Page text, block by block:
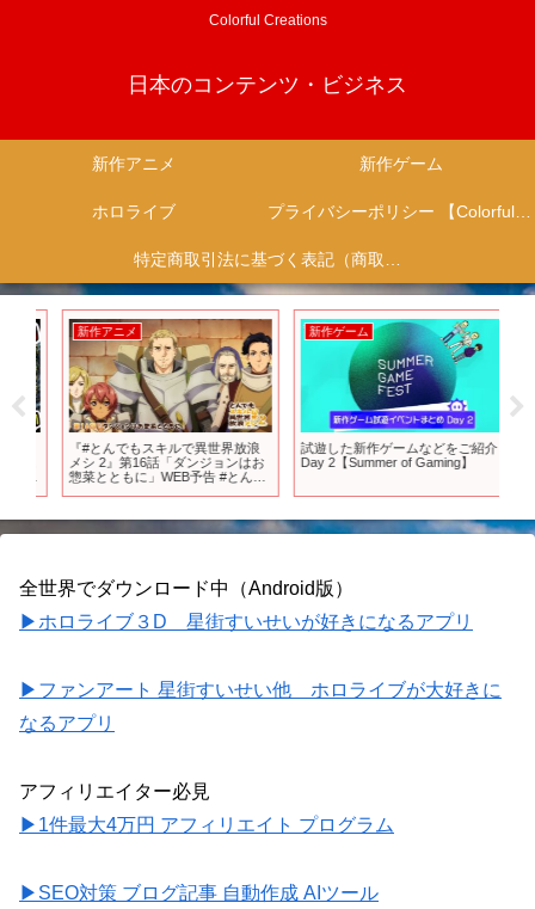
Colorful Creations
日本のコンテンツ・ビジネス
新作アニメ 新作ゲーム
ホロライブ プライバシーポリシー 【Colorful Creation】
特定商取引法に基づく表記（商取引に関する開示）
新作アニメ
『#とんでもスキルで異世界放浪
メシ 2』第16話「ダンジョンはお
惣菜とともに」WEB予告 #とんで
新作ゲーム
試遊した新作ゲームなどをご紹介
Day 2【Summer of Gaming】
全世界でダウンロード中（Android版）
▶ホロライブ３D 星街すいせいが好きになるアプリ
▶ファンアート 星街すいせい他 ホロライブが大好きに
なるアプリ
アフィリエイター必見
▶1件最大4万円 アフィリエイト プログラム
▶SEO対策 ブログ記事 自動作成 AIツール